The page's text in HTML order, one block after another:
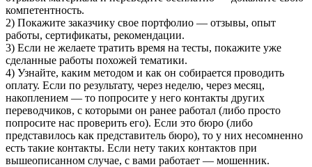
компетентность.
2) Покажите заказчику свое портфолио — отзывы, опыт
работы, сертификаты, рекомендации.
3) Если не желаете тратить время на тесты, покажите уже
сделанные работы похожей тематики.
4) Узнайте, каким методом и как он собирается проводить
оплату. Если по результату, через неделю, через месяц,
накоплением — то попросите у него контакты других
переводчиков, с которыми он ранее работал (либо просто
попросите нас проверить его). Если это бюро (либо
представилось как представитель бюро), то у них несомненно
есть такие контакты. Если нету таких контактов при
вышеописанном случае, с вами работает — мошенник.